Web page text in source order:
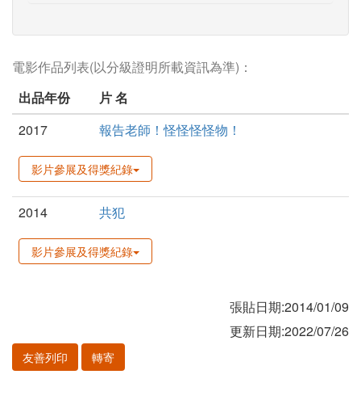
電影作品列表(以分級證明所載資訊為準)：
出品年份
片 名
2017
報告老師！怪怪怪怪物！
影片參展及得獎紀錄
2014 共犯
影片參展及得獎紀錄
張貼日期:2014/01/09
更新日期:2022/07/26
友善列印 轉寄